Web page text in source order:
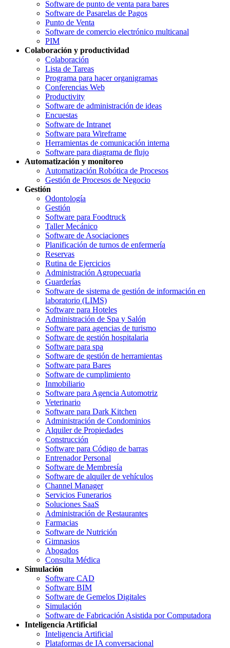
Software de punto de venta para bares
Software de Pasarelas de Pagos
Punto de Venta
Software de comercio electrónico multicanal
PIM
Colaboración y productividad
Colaboración
Lista de Tareas
Programa para hacer organigramas
Conferencias Web
Productivity
Software de administración de ideas
Encuestas
Software de Intranet
Software para Wireframe
Herramientas de comunicación interna
Software para diagrama de flujo
Automatización y monitoreo
Automatización Robótica de Procesos
Gestión de Procesos de Negocio
Gestión
Odontología
Gestión
Software para Foodtruck
Taller Mecánico
Software de Asociaciones
Planificación de turnos de enfermería
Reservas
Rutina de Ejercicios
Administración Agropecuaria
Guarderías
Software de sistema de gestión de información en
laboratorio (LIMS)
Software para Hoteles
Administración de Spa y Salón
Software para agencias de turismo
Software de gestión hospitalaria
Software para spa
Software de gestión de herramientas
Software para Bares
Software de cumplimiento
Inmobiliario
Software para Agencia Automotriz
Veterinario
Software para Dark Kitchen
Administración de Condominios
Alquiler de Propiedades
Construcción
Software para Código de barras
Entrenador Personal
Software de Membresía
Software de alquiler de vehículos
Channel Manager
Servicios Funerarios
Soluciones SaaS
Administración de Restaurantes
Farmacias
Software de Nutrición
Gimnasios
Abogados
Consulta Médica
Simulación
Software CAD
Software BIM
Software de Gemelos Digitales
Simulación
Software de Fabricación Asistida por Computadora
Inteligencia Artificial
Inteligencia Artificial
Plataformas de IA conversacional